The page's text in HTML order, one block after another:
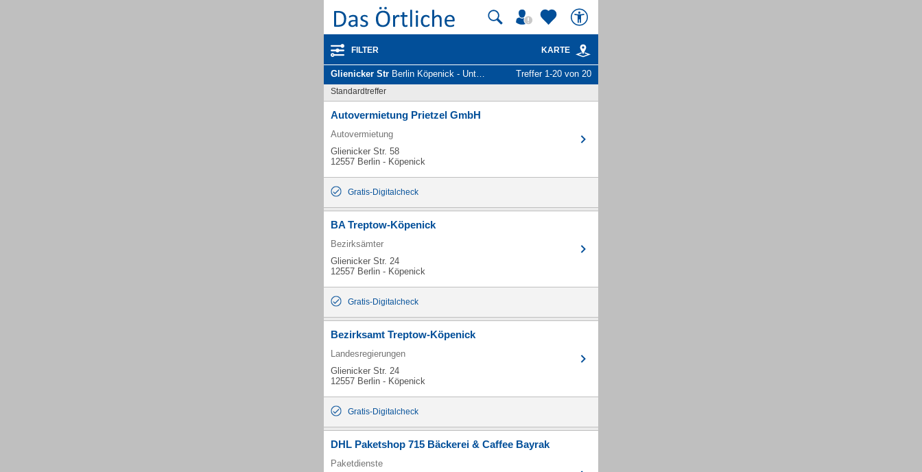
FILTER KARTE
Glienicker Str Berlin Köpenick - Unternehmen und Personen Treffer 1-20 von 20
Standardtreffer
Autovermietung Prietzel GmbH
Autovermietung
Glienicker Str. 58
12557 Berlin - Köpenick
Gratis-Digitalcheck
BA Treptow-Köpenick
Bezirksämter
Glienicker Str. 24
12557 Berlin - Köpenick
Gratis-Digitalcheck
Bezirksamt Treptow-Köpenick
Landesregierungen
Glienicker Str. 24
12557 Berlin - Köpenick
Gratis-Digitalcheck
DHL Paketshop 715 Bäckerei & Caffee Bayrak
Paketdienste